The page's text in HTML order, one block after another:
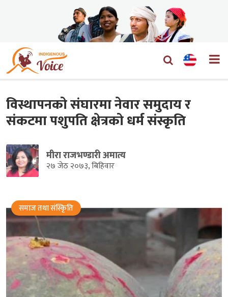
विस्थापनको संघारमा नेवार समुदाय र
संकटमा पशुपति क्षेत्रको धर्म संस्कृति
मीरा राजभण्डारी अमात्य
२७ जेठ २०७३, बिहिवार
समाज तथा संस्किृति